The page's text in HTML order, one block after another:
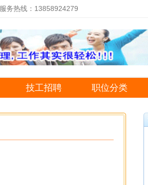
服务热线：13858924279
技工招聘 职位分类